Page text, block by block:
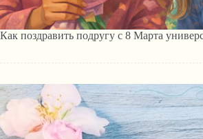
Как поздравить подругу с 8 Марта